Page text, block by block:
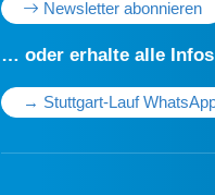
Newsletter abonnieren
… oder erhalte alle
→ Stuttgart-Lauf